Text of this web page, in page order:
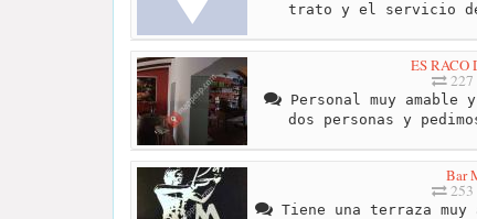
trato y el servicio
ES RACO
227
Personal muy amable
dos personas y
Bar
253
Tiene una terraza